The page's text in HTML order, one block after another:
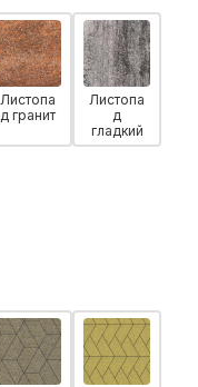
Листопа
д гранит
Листопа
д
гладкий